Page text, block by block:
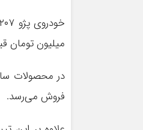
میلیون
فروش می‌رسد.